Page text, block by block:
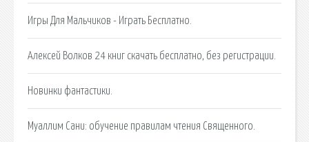
Игры Для Мальчиков - Играть Бесплатно.
Алексей Волков 24 книг скачать бесплатно, без регистрации.
Новинки фантастики.
Муаллим Сани: обучение правилам чтения Священного.